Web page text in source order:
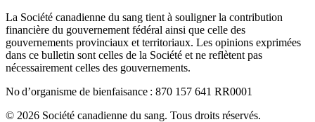
La Société canadienne du sang tient à souligner la contribution
financière du gouvernement fédéral ainsi que celle des
gouvernements provinciaux et territoriaux. Les opinions exprimées
dans ce bulletin sont celles de la Société et ne reflètent pas
nécessairement celles des gouvernements.
No d’organisme de bienfaisance : 870 157 641 RR0001
© 2026 Société canadienne du sang. Tous droits réservés.